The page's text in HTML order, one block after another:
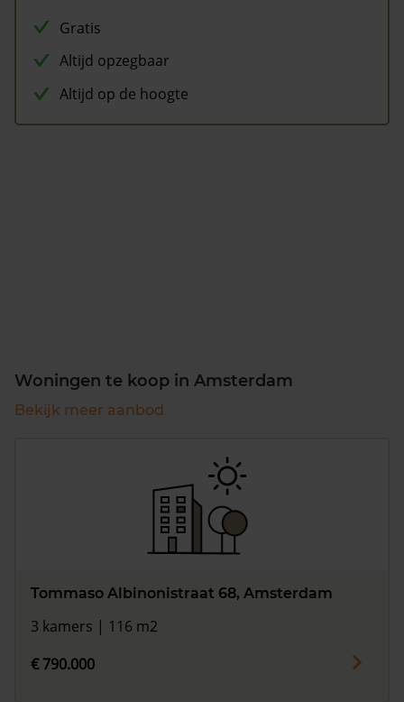
Gratis
Altijd opzegbaar
Altijd op de hoogte
Woningen te koop in Amsterdam
Bekijk meer aanbod
Tommaso Albinonistraat 68, Amsterdam
3 kamers | 116 m2
€ 790.000